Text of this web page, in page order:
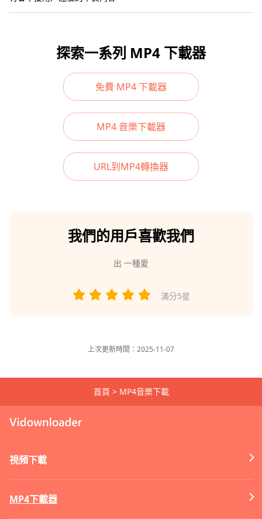
探索一系列 MP4 下載器
免費 MP4 下載器
MP4 音樂下載器
URL到MP4轉換器
我們的用戶喜歡我們
出 一種愛
滿分5星
上次更新時間：2025-11-07
首頁 > MP4音樂下載
視頻下載
MP4下載器